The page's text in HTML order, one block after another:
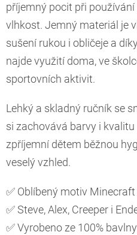
příjemný pocit při
vlhkost. Jemný materiál je
sušení rukou i obličeje a
najde využití doma, ve
sportovních aktivit.
Lehký a skladný ručník se
si zachovává barvy i
zpříjemní dětem běžnou
veselý vzhled.
✅ Oblíbený motiv
✅ Steve, Alex, Creeper i
✅ Vyrobeno ze 100% bavlny